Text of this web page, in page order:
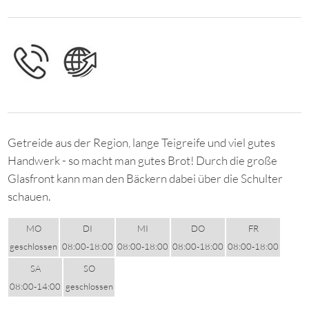
Getreide aus der Region, lange Teigreife und viel gutes
Handwerk - so macht man gutes Brot! Durch die große
Glasfront kann man den Bäckern dabei über die Schulter
schauen.
MO
geschlossen
DI
08:00-18:00
MI
08:00-18:00
DO
08:00-18:00
FR
08:00-18:00
SA
08:00-14:00
SO
geschlossen